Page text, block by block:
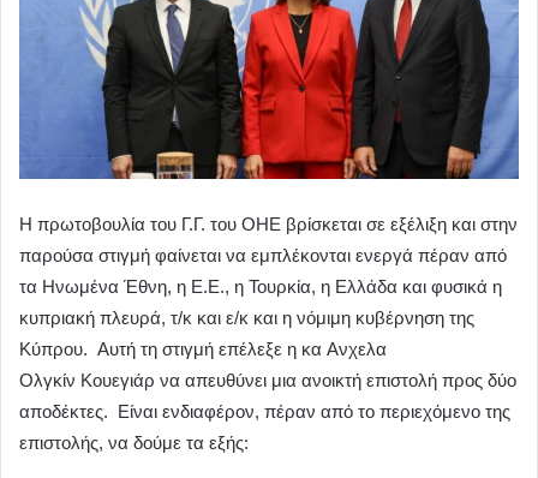
Η πρωτοβουλία του Γ.Γ. του ΟΗΕ βρίσκεται σε εξέλιξη και στην
παρούσα στιγμή φαίνεται να εμπλέκονται ενεργά πέραν από
τα Ηνωμένα Έθνη, η Ε.Ε., η Τουρκία, η Ελλάδα και φυσικά η
κυπριακή πλευρά, τ/κ και ε/κ και η νόμιμη κυβέρνηση της
Κύπρου. Αυτή τη στιγμή επέλεξε η κα Ανχελα
Ολγκίν Κουεγιάρ να απευθύνει μια ανοικτή επιστολή προς δύο
αποδέκτες. Είναι ενδιαφέρον, πέραν από το περιεχόμενο της
επιστολής, να δούμε τα εξής: